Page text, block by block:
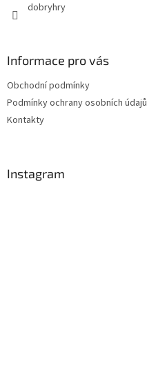
dobryhry
Informace pro vás
Obchodní podmínky
Podmínky ochrany osobních údajů
Kontakty
Instagram